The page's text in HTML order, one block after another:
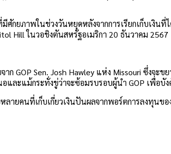
กยภาพในช่วงวันหยุดหลังจากการเรียกเก็บเงิ
Hill ในวอชิงตันสหรัฐอเมริกา 20 ธันวาคม 2567
GOP Sen. Josh Hawley แห่ง Missouri ซึ่ง
ละแม้กระทั่งขู่ว่าจะซ้อมรบรอบผู้นำ GOP เพื่อบั
ายคนที่เก็บเกี่ยวเงินปันผลจากพอร์ตการลงทุนขอ